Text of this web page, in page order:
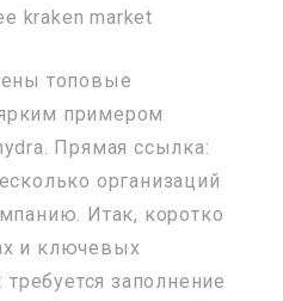
топовые
примером
Прямая ссылка:
организаций
Итак, коротко
и ключевых
заполнение